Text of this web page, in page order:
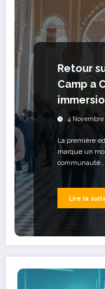
Retour
Camp a
4 Novembre
La première
marque un
communauté…
Lire la